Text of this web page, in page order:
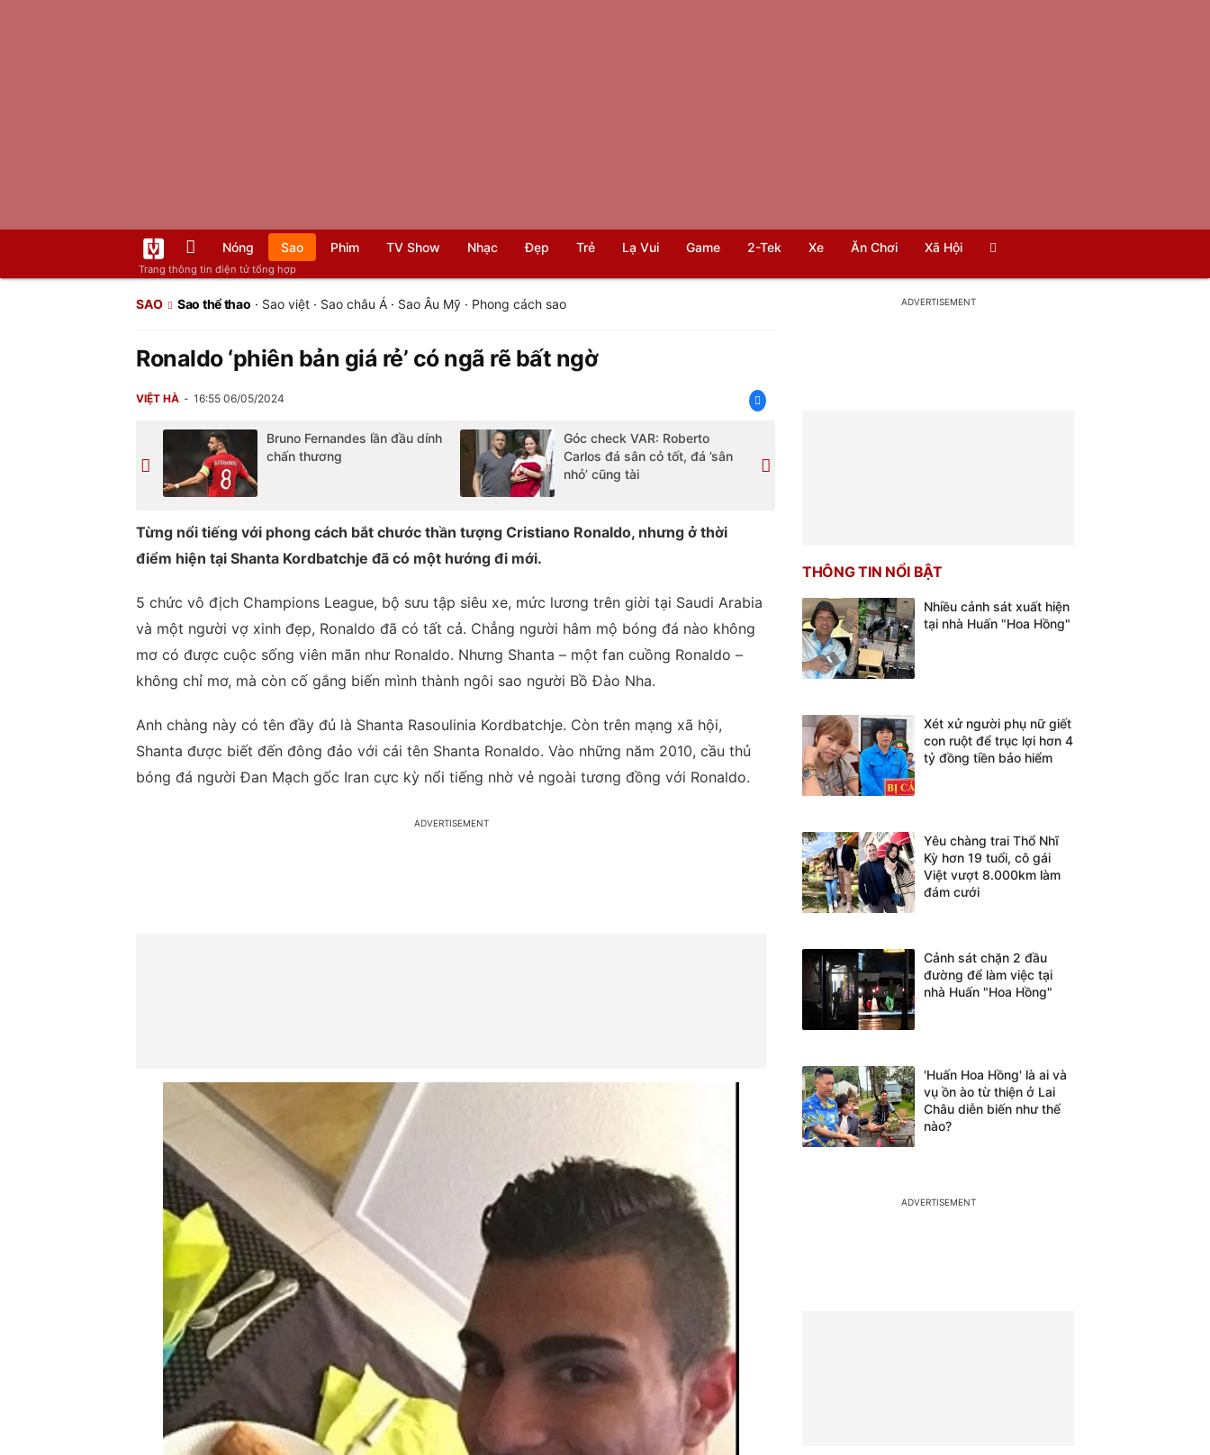
Trang thông tin điện tử tổng hợp
Nóng Sao Phim TV Show Nhạc Đẹp Trẻ Lạ Vui Game 2-Tek Xe Ăn Chơi Xã Hội
SAO Sao thể thao · Sao việt · Sao châu Á · Sao Âu Mỹ · Phong cách sao
Ronaldo ‘phiên bản giá rẻ’ có ngã rẽ bất ngờ
VIỆT HÀ 16:55 06/05/2024
Bruno Fernandes lần đầu dính
chấn thương
Góc check VAR: Roberto
Carlos đá sân cỏ tốt, đá ’sân
nhỏ’ cũng tài
Từng nổi tiếng với phong cách bắt chước thần tượng Cristiano Ronaldo, nhưng ở thời
điểm hiện tại Shanta Kordbatchje đã có một hướng đi mới.
5 chức vô địch Champions League, bộ sưu tập siêu xe, mức lương trên giời tại Saudi Arabia
và một người vợ xinh đẹp, Ronaldo đã có tất cả. Chẳng người hâm mộ bóng đá nào không
mơ có được cuộc sống viên mãn như Ronaldo. Nhưng Shanta – một fan cuồng Ronaldo –
không chỉ mơ, mà còn cố gắng biến mình thành ngôi sao người Bồ Đào Nha.
Anh chàng này có tên đầy đủ là Shanta Rasoulinia Kordbatchje. Còn trên mạng xã hội,
Shanta được biết đến đông đảo với cái tên Shanta Ronaldo. Vào những năm 2010, cầu thủ
bóng đá người Đan Mạch gốc Iran cực kỳ nổi tiếng nhờ vẻ ngoài tương đồng với Ronaldo.
THÔNG TIN NỔI BẬT
Nhiều cảnh sát xuất hiện
tại nhà Huấn "Hoa Hồng"
Xét xử người phụ nữ giết
con ruột để trục lợi hơn 4
tỷ đồng tiền bảo hiểm
Yêu chàng trai Thổ Nhĩ
Kỳ hơn 19 tuổi, cô gái
Việt vượt 8.000km làm
đám cưới
Cảnh sát chặn 2 đầu
đường để làm việc tại
nhà Huấn "Hoa Hồng"
'Huấn Hoa Hồng' là ai và
vụ ồn ào từ thiện ở Lai
Châu diễn biến như thế
nào?